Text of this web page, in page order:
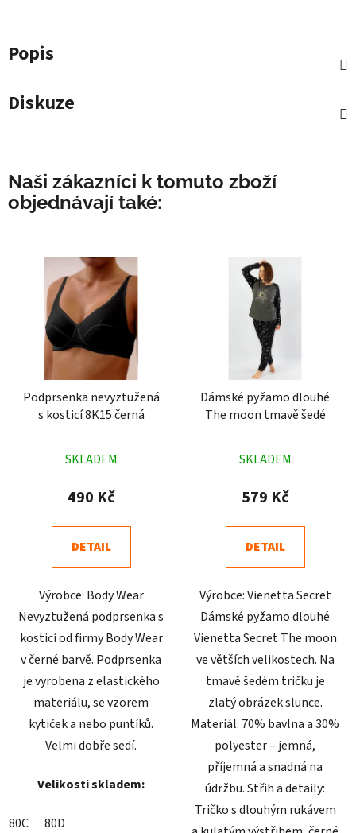
Popis
Diskuze
Naši zákazníci k tomuto zboží
objednávají také:
Podprsenka nevyztužená
s kosticí 8K15 černá
hodnocení
produktu
4,9
z
hvězdiček.
SKLADEM
490 Kč
DETAIL
Výrobce: Body Wear
Nevyztužená podprsenka s
kosticí od firmy Body Wear
v černé barvě. Podprsenka
je vyrobena z elastického
materiálu, se vzorem
kytiček a nebo puntíků.
Velmi dobře sedí.
Velikosti skladem:
80C 80D
Dámské pyžamo dlouhé
The moon tmavě šedé
hodnocení
produktu
4,8
z
hvězdiček.
SKLADEM
579 Kč
DETAIL
Výrobce: Vienetta Secret
Dámské pyžamo dlouhé
Vienetta Secret The moon
ve větších velikostech. Na
tmavě šedém tričku je
zlatý obrázek slunce.
Materiál: 70% bavlna a 30%
polyester – jemná,
příjemná a snadná na
údržbu. Střih a detaily:
Tričko s dlouhým rukávem